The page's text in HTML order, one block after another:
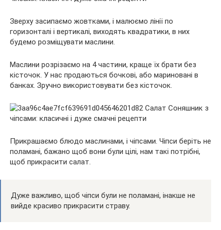
Зверху засипаємо жовтками, і малюємо лінії по
горизонталі і вертикалі, виходять квадратики, в них
будемо розміщувати маслини.
Маслини розрізаємо на 4 частини, краще їх брати без
кісточок. У нас продаються бочкові, або мариновані в
банках. Зручно використовувати без кісточок.
Прикрашаємо блюдо маслинами, і чіпсами. Чіпси беріть не
поламані, бажано щоб вони були цілі, нам такі потрібні,
щоб прикрасити салат.
Дуже важливо, щоб чіпси були не поламані, інакше не
вийде красиво прикрасити страву.